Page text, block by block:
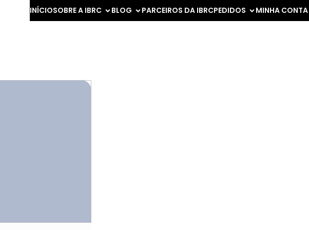
INÍCIOSOBRE A IBRC BLOG PARCEIROS DA IBRCPEDIDOS MINHA CONTA